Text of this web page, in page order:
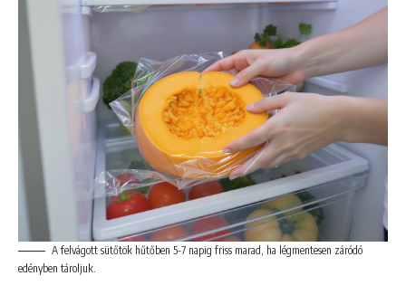
A felvágott sütőtök hűtőben 5-7 napig friss marad, ha légmentesen záródó
edényben tároljuk.